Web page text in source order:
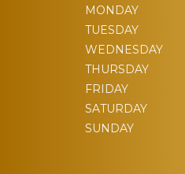
MONDAY
TUESDAY
WEDNESDAY
THURSDAY
FRIDAY
SATURDAY
SUNDAY